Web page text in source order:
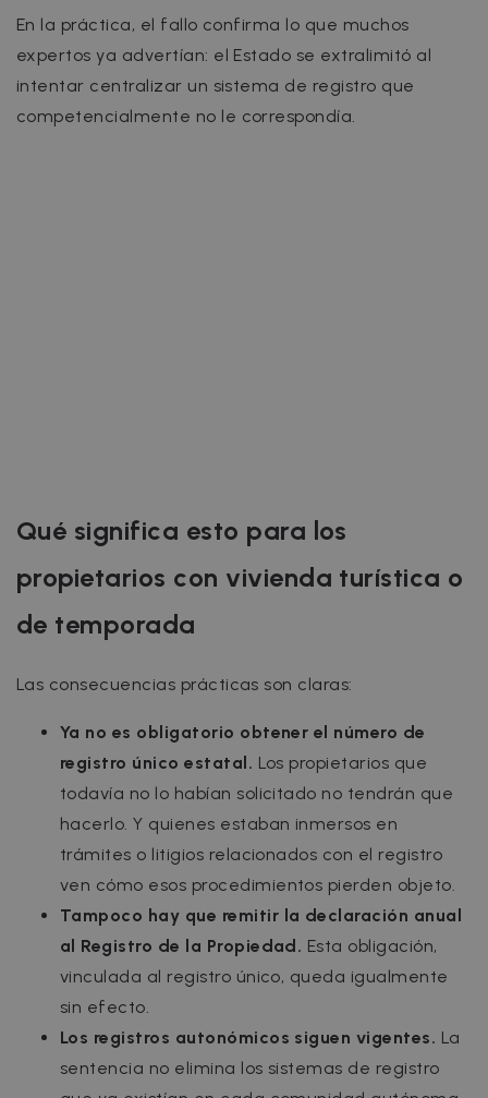
En la práctica, el fallo confirma lo que muchos
expertos ya advertían: el Estado se extralimitó al
intentar centralizar un sistema de registro que
competencialmente no le correspondía.
Qué significa esto para los
propietarios con vivienda turística o
de temporada
Las consecuencias prácticas son claras:
Ya no es obligatorio obtener el número de
registro único estatal. Los propietarios que
todavía no lo habían solicitado no tendrán que
hacerlo. Y quienes estaban inmersos en
trámites o litigios relacionados con el registro
ven cómo esos procedimientos pierden objeto.
Tampoco hay que remitir la declaración anual
al Registro de la Propiedad. Esta obligación,
vinculada al registro único, queda igualmente
sin efecto.
Los registros autonómicos siguen vigentes. La
sentencia no elimina los sistemas de registro